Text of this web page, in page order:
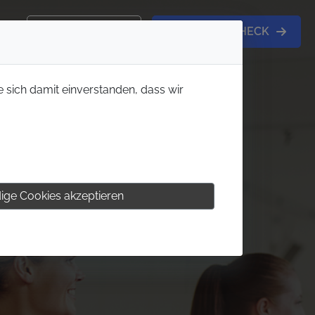
MITGLIEDS-CHECK
sich damit einverstanden, dass wir
Cookies akzeptieren